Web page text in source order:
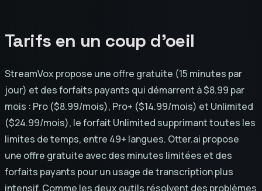
Tarifs en un coup d'oeil
StreamVox propose une offre gratuite (15 minutes par
jour) et des forfaits payants qui démarrent à $8.99 par
mois : Pro ($8.99/mois), Pro+ ($14.99/mois) et Unlimited
($24.99/mois), le forfait Unlimited supprimant toutes les
limites de temps, entre 49+ langues. Otter.ai propose
une offre gratuite avec des minutes limitées et des
forfaits payants pour un usage de transcription plus
intensif. Comme les deux outils résolvent des problèmes